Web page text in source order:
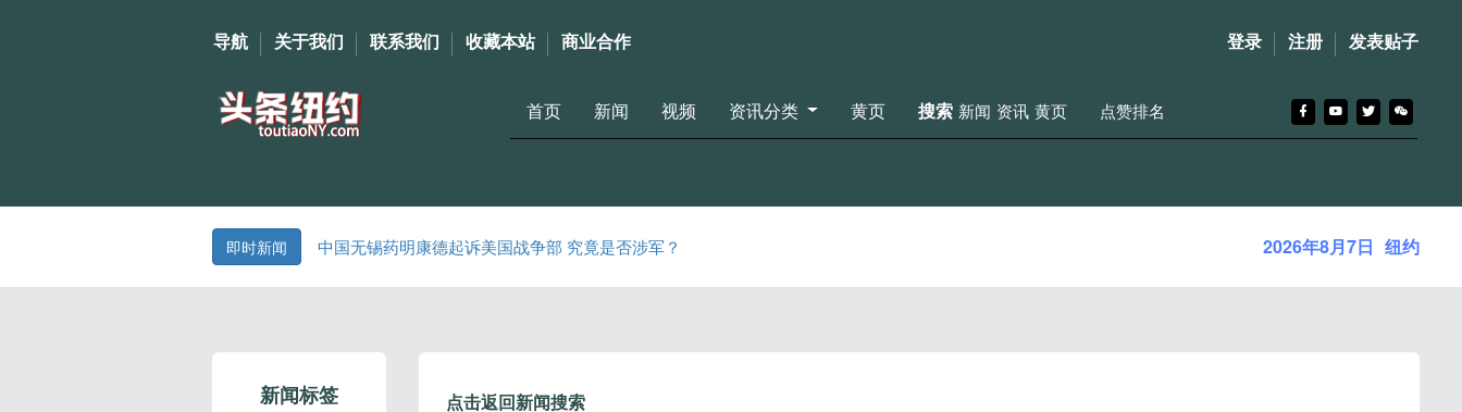
导航 关于我们 联系我们 收藏本站 商业合作 登录 注册 发表贴子
首页 新闻 视频 资讯分类 黄页 搜索 新闻 资讯 黄页 点赞排名
即时新闻 中国无锡药明康德起诉美国战争部 究竟是否涉军？ 2026年8月7日 纽约
新闻标签 点击返回新闻搜索